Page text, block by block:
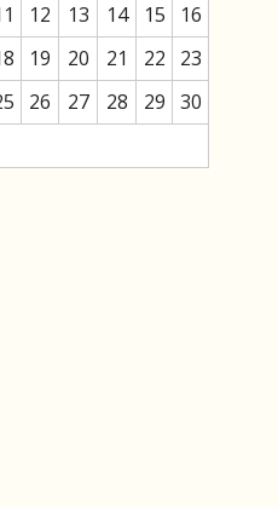
12 13 14 15
16
19 20 21 22
23
26 27 28 29 30